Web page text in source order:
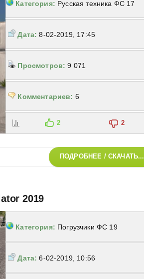
Категория: Русская техника ФС 17
Дата: 8-02-2019, 17:45
Просмотров: 9 071
Комментариев: 6
2 2
ПОДРОБНЕЕ / СКАЧАТЬ...
2019
Категория: Погрузчики ФС 19
Дата: 6-02-2019, 10:56